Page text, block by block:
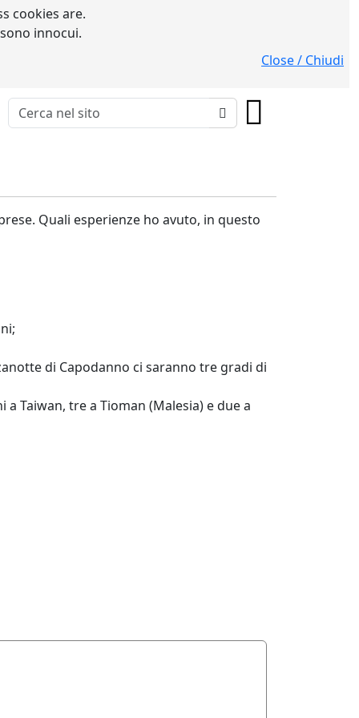
cookies are.
innocui.
Close / Chiudi
Quali esperienze ho avuto, in questo
di Capodanno ci saranno tre gradi di
Taiwan, tre a Tioman (Malesia) e due a